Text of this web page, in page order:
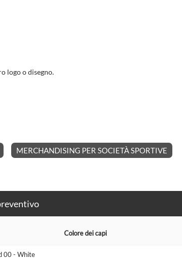
logo o disegno.
MERCHANDISING PER SOCIETÀ SPORTIVE
Colore dei capi
00 - White